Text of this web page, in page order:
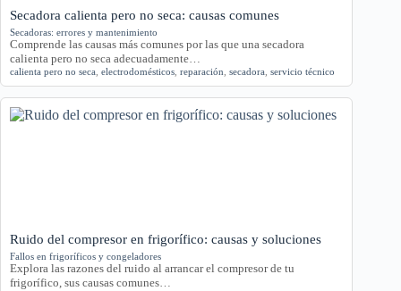
Secadora calienta pero no seca: causas comunes
Secadoras: errores y mantenimiento
Comprende las causas más comunes por las que una secadora
calienta pero no seca adecuadamente…
calienta pero no seca electrodomésticos reparación secadora servicio técnico
Ruido del compresor en frigorífico: causas y soluciones
Fallos en frigoríficos y congeladores
Explora las razones del ruido al arrancar el compresor de tu
frigorífico, sus causas comunes…